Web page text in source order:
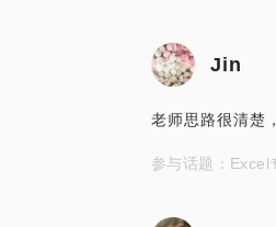
Jin
老师思路很清楚
参与话题：Excel